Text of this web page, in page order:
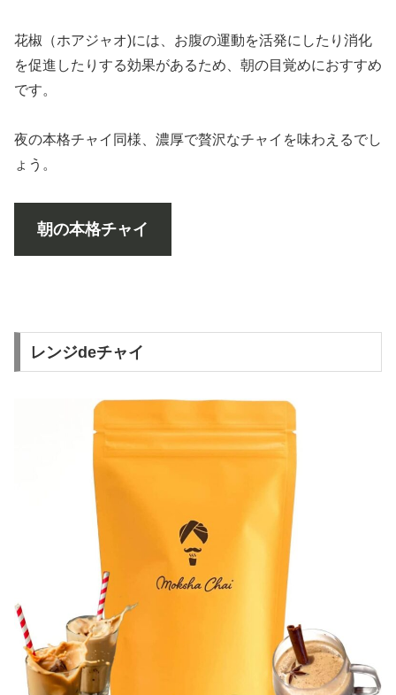
花椒（ホアジャオ)には、お腹の運動を活発にしたり消化
を促進したりする効果があるため、朝の目覚めにおすすめ
です。
夜の本格チャイ同様、濃厚で贅沢なチャイを味わえるでし
ょう。
朝の本格チャイ
レンジdeチャイ